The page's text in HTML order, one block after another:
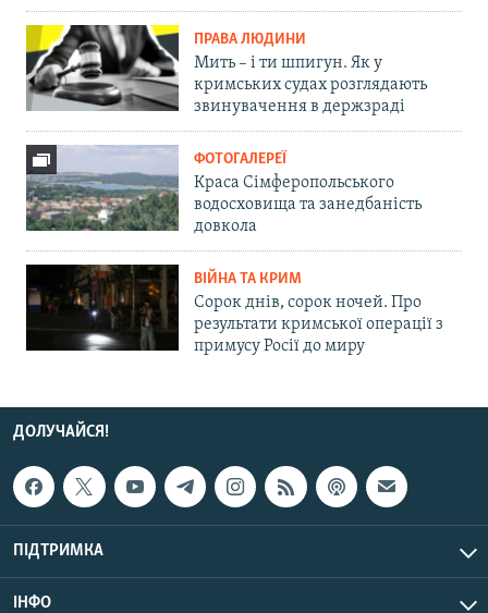
ПРАВА ЛЮДИНИ
Мить – і ти шпигун. Як у
кримських судах розглядають
звинувачення в держзраді
ФОТОГАЛЕРЕЇ
Краса Сімферопольського
водосховища та занедбаність
довкола
ВІЙНА ТА КРИМ
Сорок днів, сорок ночей. Про
результати кримської операції з
примусу Росії до миру
ДОЛУЧАЙСЯ!
ПІДТРИМКА
ІНФО